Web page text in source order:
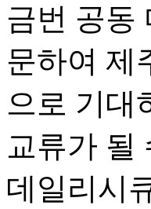
금번 공동
문하여 제
으로 기대
교류가
데일리시